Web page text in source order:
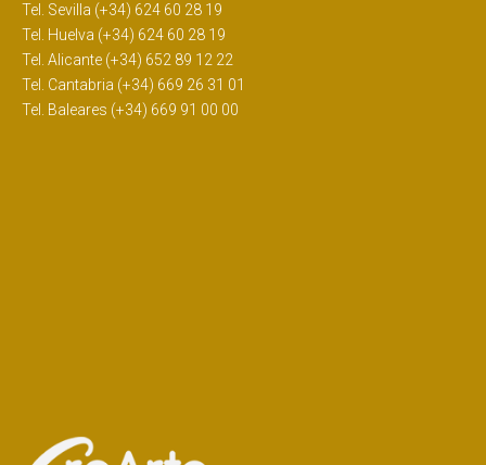
Tel. Sevilla (+34) 624 60 28 19
Tel. Huelva (+34) 624 60 28 19
Tel. Alicante (+34) 652 89 12 22
Tel. Cantabria (+34) 669 26 31 01
Tel. Baleares (+34) 669 91 00 00